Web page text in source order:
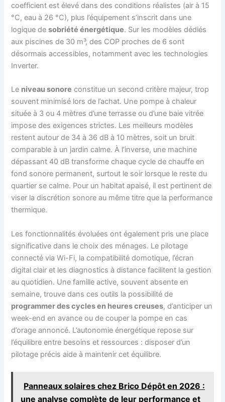
coefficient est élevé dans des conditions réalistes (air à 15
°C, eau à 26 °C), plus l’équipement s’inscrit dans une
logique desobriété énergétique. Sur les modèles dédiés
aux piscines de 30 m³, des COP proches de 6 sont
désormais accessibles, notamment avec les technologies
Inverter.
Le niveau sonore constitue un second critère majeur, trop
souvent minimisé lors de l’achat. Une pompe à chaleur
située à 3 ou 4 mètres d’une terrasse ou d’une baie vitrée
impose des exigences strictes. Les meilleurs modèles
restent autour de 34 à 36 dB à 10 mètres, soit un bruit
comparable à un jardin calme. À l’inverse, une machine
dépassant 40 dB transforme chaque cycle de chauffe en
fond sonore permanent, surtout le soir lorsque le reste du
quartier se calme. Pour un habitat apaisé, il est pertinent de
viser la discrétion sonore au même titre que la performance
thermique.
Les fonctionnalités évoluées ont également pris une place
significative dans le choix des ménages. Le pilotage
connecté via Wi-Fi, la compatibilité domotique, l’écran
digital clair et les diagnostics à distance facilitent la gestion
au quotidien. Une famille active, souvent absente en
semaine, trouve dans ces outils la possibilité de
programmer des cycles en heures creuses, d’anticiper un
week-end en avance ou de couper la pompe en cas
d’orage annoncé. L’autonomie énergétique repose sur
l’équilibre entre besoins et ressources : disposer d’un
pilotage précis aide à maintenir cet équilibre.
Panneaux solaires chez Brico Dépôt en 2026 :
une analyse complète de leur performance et